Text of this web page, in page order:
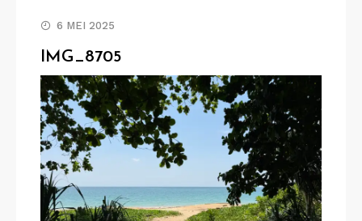
6 MEI 2025
IMG_8705